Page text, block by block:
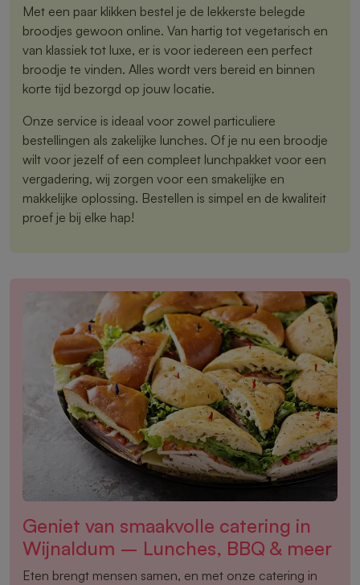
Met een paar klikken bestel je de lekkerste belegde
broodjes gewoon online. Van hartig tot vegetarisch en
van klassiek tot luxe, er is voor iedereen een perfect
broodje te vinden. Alles wordt vers bereid en binnen
korte tijd bezorgd op jouw locatie.
Onze service is ideaal voor zowel particuliere
bestellingen als zakelijke lunches. Of je nu een broodje
wilt voor jezelf of een compleet lunchpakket voor een
vergadering, wij zorgen voor een smakelijke en
makkelijke oplossing. Bestellen is simpel en de kwaliteit
proef je bij elke hap!
Geniet van smaakvolle catering in
Wijnaldum – Lunches, BBQ & meer
Eten brengt mensen samen, en met onze catering in